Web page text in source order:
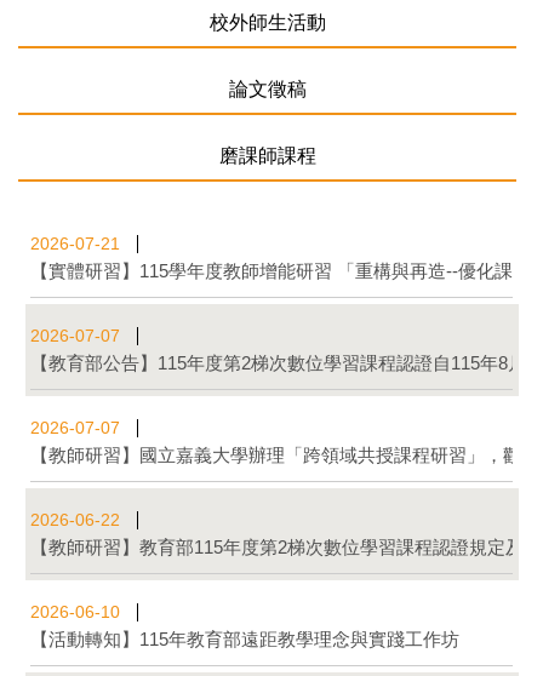
校外師生活動
論文徵稿
磨課師課程
2026-07-21
【實體研習】115學年度教師增能研習 「重構與再造--優化課程
2026-07-07
【教育部公告】115年度第2梯次數位學習課程認證自115年8月
2026-07-07
【教師研習】國立嘉義大學辦理「跨領域共授課程研習」，歡
2026-06-22
【教師研習】教育部115年度第2梯次數位學習課程認證規定及
2026-06-10
【活動轉知】115年教育部遠距教學理念與實踐工作坊